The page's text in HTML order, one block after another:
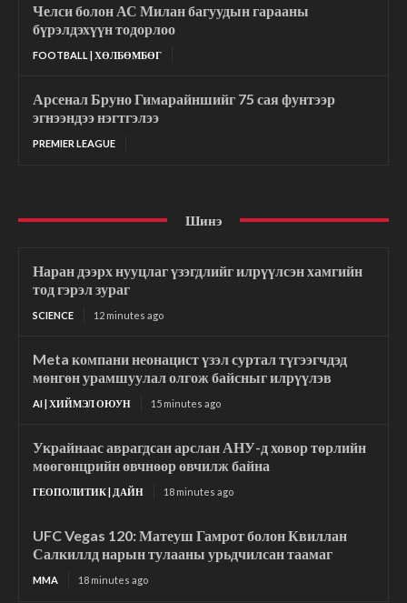
Челси болон АС Милан багуудын гарааны
бүрэлдэхүүн тодорлоо
FOOTBALL | ХӨЛБӨМБӨГ
Арсенал Бруно Гимарайншийг 75 сая фунтээр
эгнээндээ нэгтгэлээ
PREMIER LEAGUE
Шинэ
Наран дээрх нууцлаг үзэгдлийг илрүүлсэн хамгийн
тод гэрэл зураг
SCIENCE 12 minutes ago
Meta компани неонацист үзэл суртал түгээгчдэд
мөнгөн урамшуулал олгож байсныг илрүүлэв
AI | ХИЙМЭЛ ОЮУН 15 minutes ago
Украйнаас аврагдсан арслан АНУ-д ховор төрлийн
мөөгөнцрийн өвчнөөр өвчилж байна
ГЕОПОЛИТИК | ДАЙН 18 minutes ago
UFC Vegas 120: Матеуш Гамрот болон Квиллан
Салкиллд нарын тулааны урьдчилсан таамаг
MMA 18 minutes ago